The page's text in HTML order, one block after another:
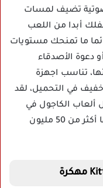
تضيف لمسات
أبدا من اللعب
ما تمنحك مستويات
دعوة الأصدقاء
تناسب اجهزة
خفيف في التحميل، لقد
ألعاب الكاجول في
الآونة الآخيرة، إذا وصل معدلات تحميلها أكثر من 50 مليون